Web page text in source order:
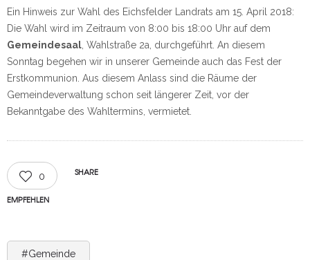
Ein Hinweis zur Wahl des Eichsfelder Landrats am 15. April 2018:
Die Wahl wird im Zeitraum von 8:00 bis 18:00 Uhr auf dem
Gemeindesaal , Wahlstraße 2a, durchgeführt. An diesem
Sonntag begehen wir in unserer Gemeinde auch das Fest der
Erstkommunion. Aus diesem Anlass sind die Räume der
Gemeindeverwaltung schon seit längerer Zeit, vor der
Bekanntgabe des Wahltermins, vermietet.
0
EMPFEHLEN
SHARE
#Gemeinde